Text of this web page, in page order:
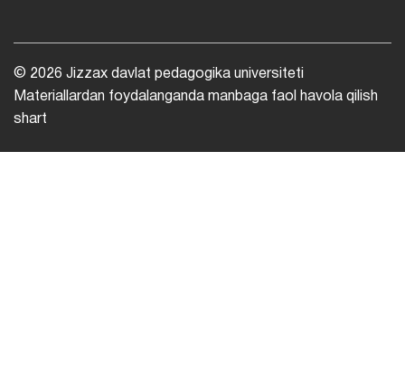
© 2026 Jizzax davlat pedagogika universiteti
Materiallardan foydalanganda manbaga faol havola qilish
shart